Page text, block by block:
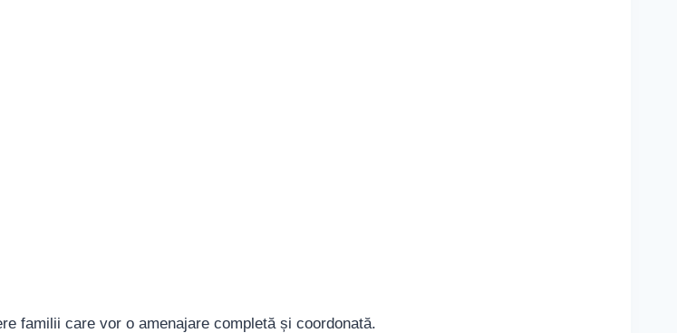
familii care vor o amenajare completă și coordonată.